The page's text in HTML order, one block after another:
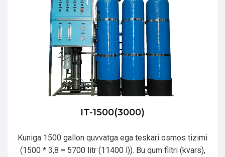
IT-1500(3000)
Kuniga 1500 gallon quvvatga ega teskari osmos tizimi
(1500 * 3,8 = 5700 litr (11400 l)). Bu qum filtri (kvars),